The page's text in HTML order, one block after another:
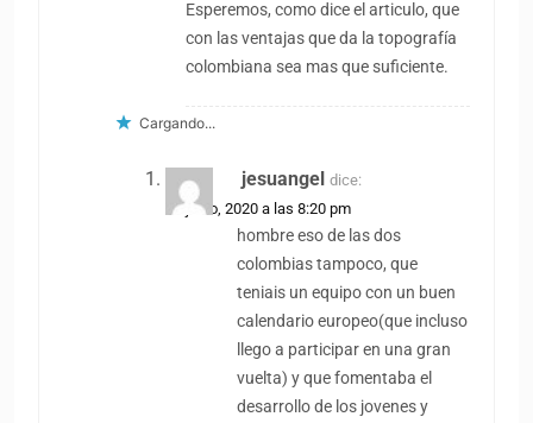
Esperemos, como dice el articulo, que
con las ventajas que da la topografía
colombiana sea mas que suficiente.
Cargando...
jesuangel dice:
22 junio, 2020 a las 8:20 pm
hombre eso de las dos
colombias tampoco, que
teniais un equipo con un buen
calendario europeo(que incluso
llego a participar en una gran
vuelta) y que fomentaba el
desarrollo de los jovenes y